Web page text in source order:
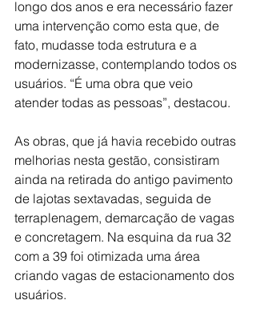
longo dos anos e era necessário fazer
uma intervenção como esta que, de
fato, mudasse toda estrutura e a
modernizasse, contemplando todos os
usuários. “É uma obra que veio
atender todas as pessoas”, destacou.
As obras, que já havia recebido outras
melhorias nesta gestão, consistiram
ainda na retirada do antigo pavimento
de lajotas sextavadas, seguida de
terraplenagem, demarcação de vagas
e concretagem. Na esquina da rua 32
com a 39 foi otimizada uma área
criando vagas de estacionamento dos
usuários.